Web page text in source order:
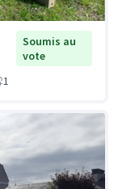
Soumis au
vote
1